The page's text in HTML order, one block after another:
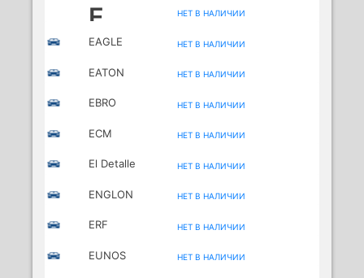
E НЕТ В НАЛИЧИИ
EAGLE НЕТ В НАЛИЧИИ
EATON НЕТ В НАЛИЧИИ
EBRO НЕТ В НАЛИЧИИ
ECM
НЕТ В НАЛИЧИИ
El Detalle НЕТ В НАЛИЧИИ
ENGLON НЕТ В НАЛИЧИИ
ERF НЕТ В НАЛИЧИИ
EUNOS НЕТ В НАЛИЧИИ